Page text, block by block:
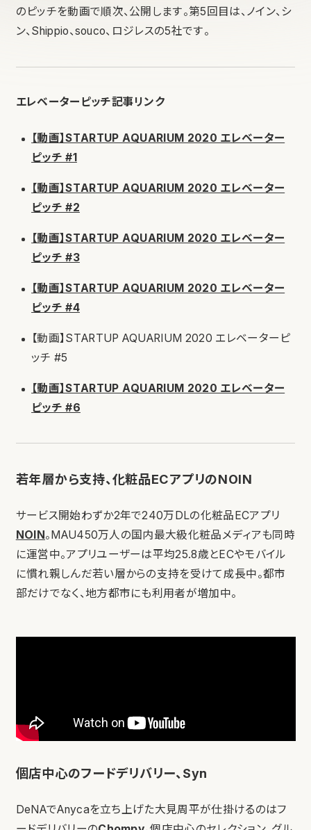
のピッチを動画で順次、公開します。第5回目は、ノイン、シ
ン、Shippio、souco、ロジレスの5社です。
エレベーターピッチ記事リンク
【動画】STARTUP AQUARIUM 2020 エレベーター
ピッチ #1
【動画】STARTUP AQUARIUM 2020 エレベーター
ピッチ #2
【動画】STARTUP AQUARIUM 2020 エレベーター
ピッチ #3
【動画】STARTUP AQUARIUM 2020 エレベーター
ピッチ #4
【動画】STARTUP AQUARIUM 2020 エレベーターピ
ッチ #5
【動画】STARTUP AQUARIUM 2020 エレベーター
ピッチ #6
若年層から支持、化粧品ECアプリのNOIN
サービス開始わずか2年で240万DLの化粧品ECアプリ
NOIN。MAU450万人の国内最大級化粧品メディアも同時
に運営中。アプリユーザーは平均25.8歳とECやモバイル
に慣れ親しんだ若い層からの支持を受けて成長中。都市
部だけでなく、地方都市にも利用者が増加中。
個店中心のフードデリバリー、Syn
DeNAでAnycaを立ち上げた大見周平が仕掛けるのはフ